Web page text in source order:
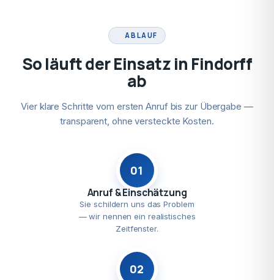
ABLAUF
So läuft der Einsatz in Findorff
ab
Vier klare Schritte vom ersten Anruf bis zur Übergabe —
transparent, ohne versteckte Kosten.
01
Anruf & Einschätzung
Sie schildern uns das Problem
— wir nennen ein realistisches
Zeitfenster.
02